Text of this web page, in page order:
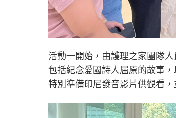
活動一開始，由護理之家團隊
包括紀念愛國詩人屈原的故事
特別準備印尼發音影片供觀看